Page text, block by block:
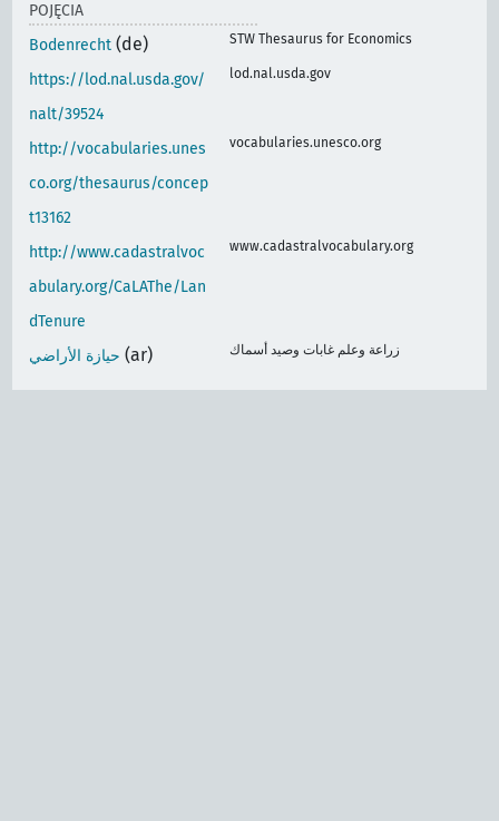
POJĘCIA
Bodenrecht (de) STW Thesaurus for Economics
https://lod.nal.usda.gov/
nalt/39524
lod.nal.usda.gov
http://vocabularies.unes
co.org/thesaurus/concep
t13162
vocabularies.unesco.org
http://www.cadastralvoc
abulary.org/CaLAThe/Lan
dTenure
www.cadastralvocabulary.org
حيازة الأراضي (ar) زراعة وعلم غابات وصيد أسماك